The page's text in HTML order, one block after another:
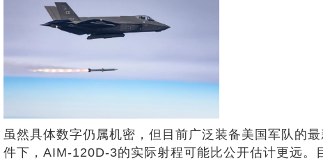
虽然具体数字仍属机密，但目前广泛装备美国军队的
件下，AIM-120D-3的实际射程可能比公开估计更远。